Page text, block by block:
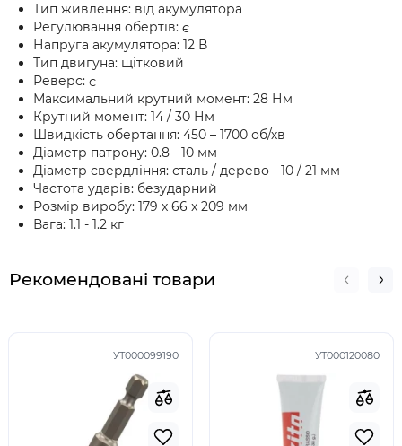
Тип живлення: від акумулятора
Регулювання обертів: є
Напруга акумулятора: 12 В
Тип двигуна: щітковий
Реверс: є
Максимальний крутний момент: 28 Нм
Крутний момент: 14 / 30 Нм
Швидкість обертання: 450 – 1700 об/хв
Діаметр патрону: 0.8 - 10 мм
Діаметр свердління: сталь / дерево - 10 / 21 мм
Частота ударів: безударний
Розмір виробу: 179 x 66 x 209 мм
Вага: 1.1 - 1.2 кг
Рекомендовані товари
УТ000099190 УТ000120080